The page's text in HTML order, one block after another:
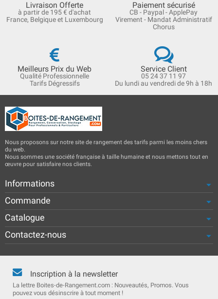
Livraison Offerte
à partir de 195 € d'achat
France, Belgique et Luxembourg
Paiement sécurisé
CB - Paypal - ApplePay
Virement - Mandat Administratif
Chorus
Meilleurs Prix du Web
Qualité Professionnelle
Tarifs Dégressifs
Service Client
05 24 37 11 97
Du lundi au vendredi de 9h à 18h
Nous proposons sur notre site de rangement des tarifs parmi les moins chers
du web.
Nous sommes une société française à taille humaine et nous mettons tout en
œuvre pour satisfaire nos clients.
Informations
Commande
Catalogue
Contactez-nous
Inscription à la newsletter
La lettre Boites-de-Rangement.com : Nouveautés, Promos. Vous
pouvez vous désinscrire à tout moment !